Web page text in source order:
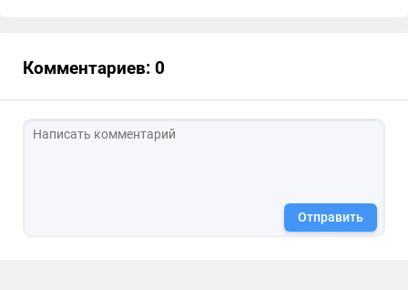
Комментариев: 0
Отправить